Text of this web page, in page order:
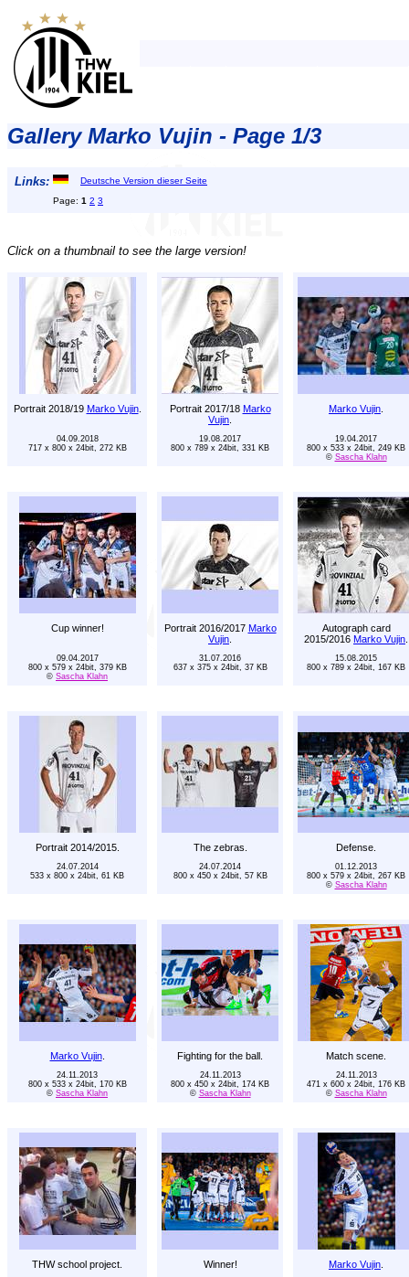
Gallery Marko Vujin - Page 1/3
Links:
Deutsche Version dieser Seite
Page: 1 2 3
Click on a thumbnail to see the large version!
Portrait 2018/19 Marko Vujin. Portrait 2017/18 Marko
Vujin
Marko Vujin
04.09.2018
717 x 800 x 24bit, 272 KB
19.08.2017
800 x 789 x 24bit, 331 KB
19.04.2017
800 x 533 x 24bit, 249 KB
© Sascha Klahn
Cup winner! Portrait 2016/2017 Marko
Vujin
Autograph card
2015/2016 Marko Vujin
09.04.2017
800 x 579 x 24bit, 379 KB
© Sascha Klahn
31.07.2016
637 x 375 x 24bit, 37 KB
15.08.2015
800 x 789 x 24bit, 167 KB
Portrait 2014/2015. The zebras. Defense.
24.07.2014
533 x 800 x 24bit, 61 KB
24.07.2014
800 x 450 x 24bit, 57 KB
01.12.2013
800 x 579 x 24bit, 267 KB
© Sascha Klahn
Marko Vujin. Fighting for the ball. Match scene.
24.11.2013
800 x 533 x 24bit, 170 KB
© Sascha Klahn
24.11.2013
800 x 450 x 24bit, 174 KB
© Sascha Klahn
24.11.2013
471 x 600 x 24bit, 176 KB
© Sascha Klahn
THW school project. Winner! Marko Vujin